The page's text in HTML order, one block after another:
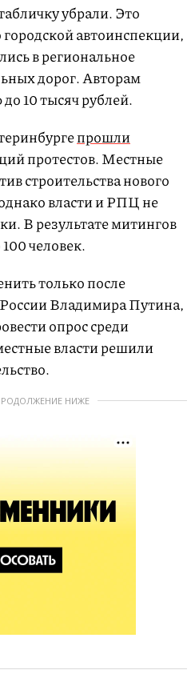
убрали. Это
автоинспекции,
в региональное
дорог. Авторам
10 тысяч рублей.
прошли
протестов. Местные
строительства нового
власти и РПЦ не
В результате митингов
человек.
только после
Владимира Путина,
опрос среди
власти решили
НИЖЕ